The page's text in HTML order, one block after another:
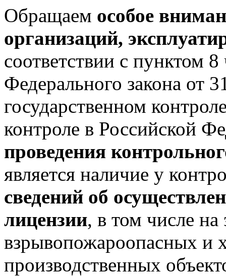
Обращаем особое
организаций,
соответствии с пунктом 8
Федерального закона
государственном
контроле в Российской
проведения
является наличие у
сведений об
лицензии, в том числе
взрывопожароопасных и
производственных